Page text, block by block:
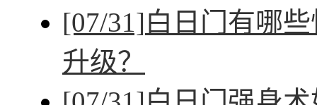
[07/31]白日门有哪
升级？